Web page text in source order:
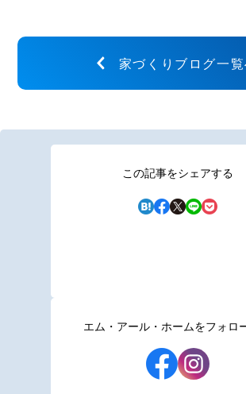
家づくりブログ一
この記事をシェアする
エム・アール・ホームをフォロ